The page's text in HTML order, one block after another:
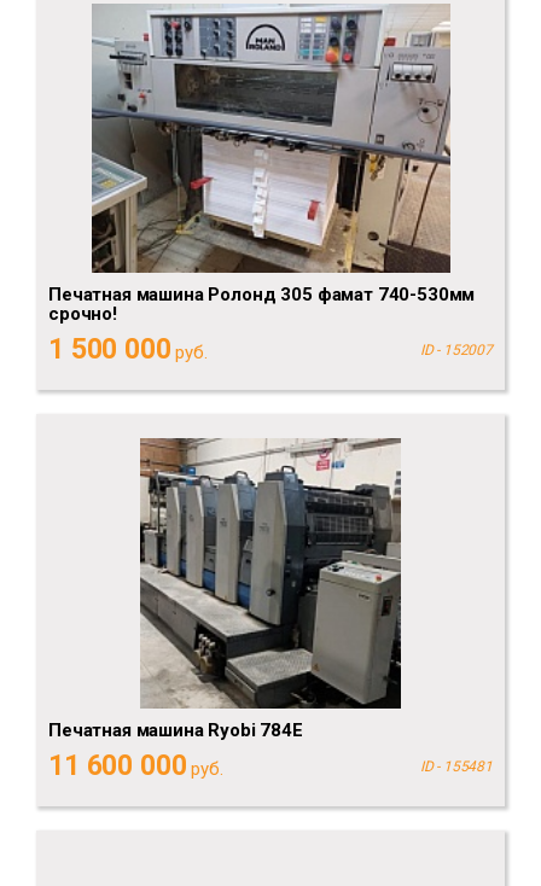
Печатная машина Ролонд 305 фамат 740-530мм
срочно!
1 500 000 руб. ID - 152007
Печатная машина Ryobi 784E
11 600 000 руб. ID - 155481